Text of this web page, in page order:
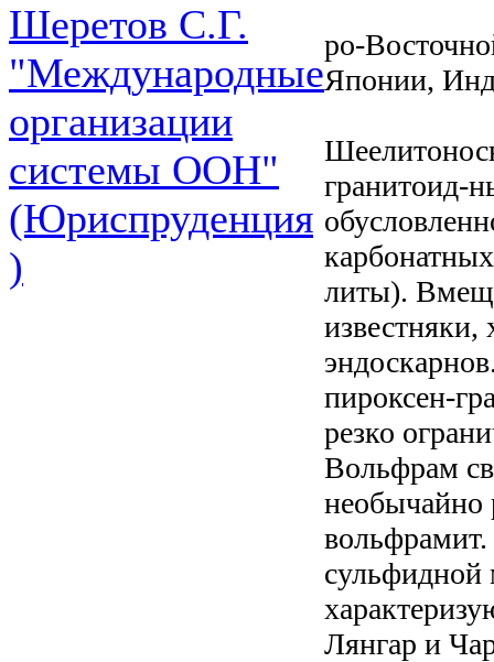
Шеретов С.Г.
"Международные
организации
системы ООН"
(Юриспруденция
)
ро-
Японии,
гранитоид-
литы).
пироксен-
резко
Вольфрам
необычайно
сульфидной
Лянгар и